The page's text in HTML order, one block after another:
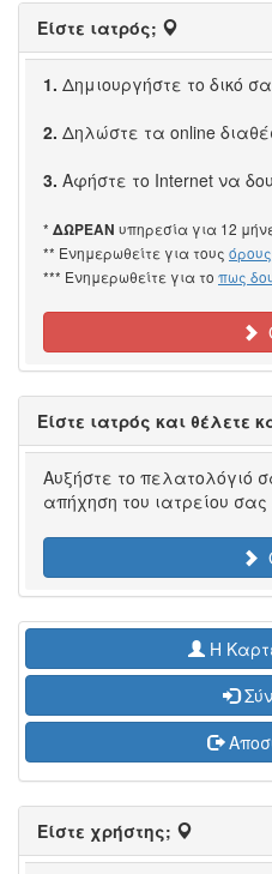
Είστε ιατρός;
1. Δημιουργήστε το δικό
2. Δηλώστε τα online
3. Αφήστε το Internet να
* ΔΩΡΕΑΝ υπηρεσία για 12
** Ενημερωθείτε για τους
*** Ενημερωθείτε για το πως
Είστε ιατρός και θέλετε
Αυξήστε το πελατολόγιό
απήχηση του ιατρείου σας
H
Είστε χρήστης;